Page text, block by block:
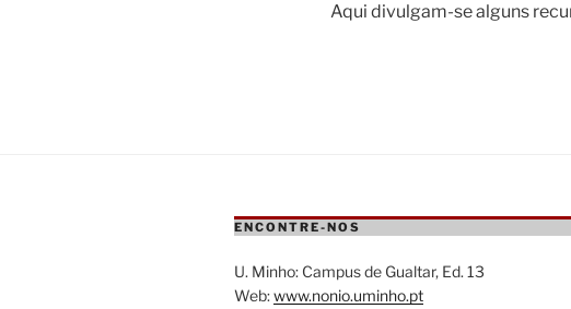
Aqui divulgam-se alguns
ENCONTRE-NOS
U. Minho: Campus de Gualtar, Ed. 13
Web:www.nonio.uminho.pt